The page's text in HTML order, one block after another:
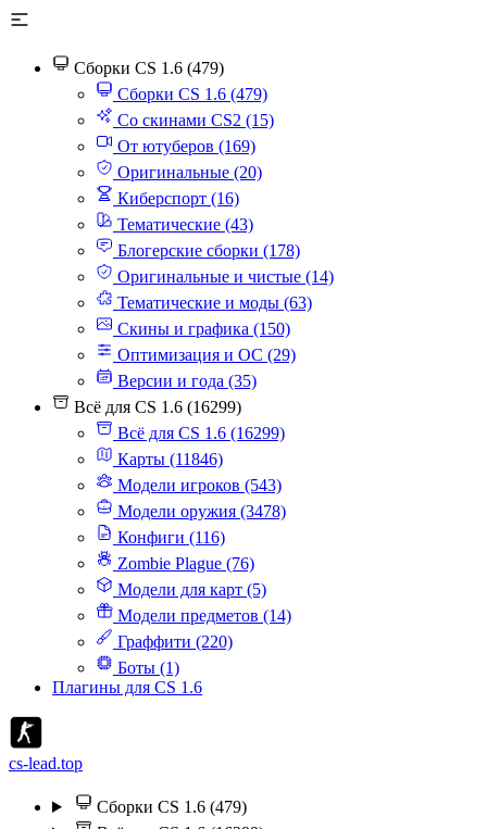
Сборки CS 1.6 (479)
Сборки CS 1.6 (479)
Со скинами CS2 (15)
От ютуберов (169)
Оригинальные (20)
Киберспорт (16)
Тематические (43)
Блогерские сборки (178)
Оригинальные и чистые (14)
Тематические и моды (63)
Скины и графика (150)
Оптимизация и ОС (29)
Версии и года (35)
Всё для CS 1.6 (16299)
Всё для CS 1.6 (16299)
Карты (11846)
Модели игроков (543)
Модели оружия (3478)
Конфиги (116)
Zombie Plague (76)
Модели для карт (5)
Модели предметов (14)
Граффити (220)
Боты (1)
Плагины для CS 1.6
cs-lead.top
Сборки CS 1.6 (479)